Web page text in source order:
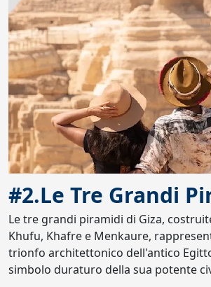
#2.Le Tre Grandi
Le tre grandi piramidi di Giza,
Khufu, Khafre e Menkaure,
trionfo architettonico dell'antico
simbolo duraturo della sua potente